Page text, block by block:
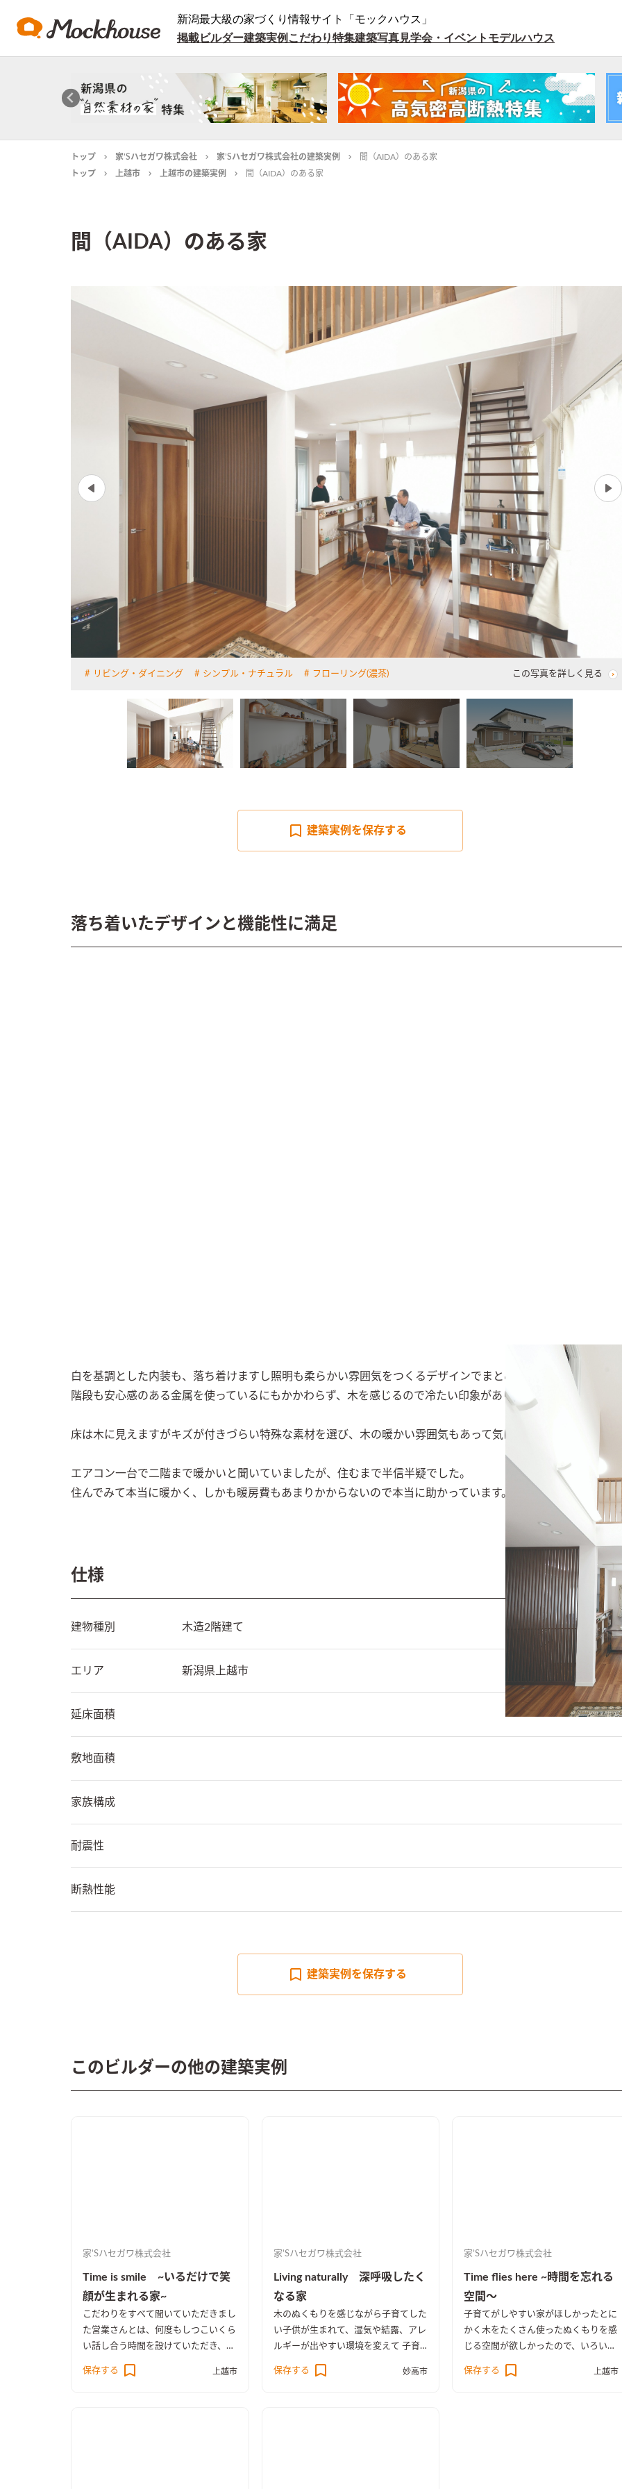
新潟最大級の家づくり情報サイト「モックハウス」
掲載ビルダー建築実例 こだわり特集建築写真見学会・イベント モデルハウス
トップ 家’Sハセガワ株式会社 家’Sハセガワ株式会社の建築実例
間（AIDA）のある家
トップ
上越市 上越市の建築実例 間（AIDA）のある家
間（AIDA）のある家
リビング・ダイニング シンプル・ナチュラル フローリング(濃茶) この写真を詳しく見る
建築実例を保存する
落ち着いたデザインと機能性に満足
白を基調とした内装も、落ち着けますし照明も柔らかい雰囲気をつくるデザインでまとめていただきました。
階段も安心感のある金属を使っているにもかかわらず、木を感じるので冷たい印象がありません。
床は木に見えますがキズが付きづらい特殊な素材を選び、木の暖かい雰囲気もあって気に入っています。
エアコン一台で二階まで暖かいと聞いていましたが、住むまで半信半疑でした。
住んでみて本当に暖かく、しかも暖房費もあまりかからないので本当に助かっています。
仕様
建物種別 木造2階建て
エリア 新潟県 上越市
延床面積
敷地面積
家族構成
耐震性
断熱性能
建築実例を保存する
このビルダーの他の建築実例
家’Sハセガワ株式会社
Time is smile ~いるだけで笑
顔が生まれる家~
こだわりをすべて聞いていただきまし
た営業さんとは、何度もしつこいくら
い話し合う時間を設けていただき、大
変だったと思います(笑) わがままを聞
いていただいたことに感謝していま
保存する 上越市
家’Sハセガワ株式会社
Living naturally 深呼吸したく
なる家
木のぬくもりを感じながら子育てした
い子供が生まれて、湿気や結露、アレ
ルギーが出やすい環境を変えて 子育
てしやすい住まいを考えていました。
わたしが木を好きだったので、無垢の
保存する 妙高市
家’Sハセガワ株式会社
Time flies here ~時間を忘れる
空間～
子育てがしやすい家がほしかった とに
かく木をたくさん使ったぬくもりを感
じる空間が欲しかったので、いろいろ
見学して勉強しました。 ハセガワさ
んのモデルハウスを見学して、営業さ
保存する 上越市